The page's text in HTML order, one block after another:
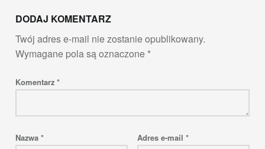
DODAJ KOMENTARZ
Twój adres e-mail nie zostanie opublikowany.
Wymagane pola są oznaczone *
Komentarz *
Nazwa * Adres e-mail *